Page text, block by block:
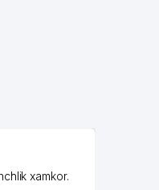
xamkor.